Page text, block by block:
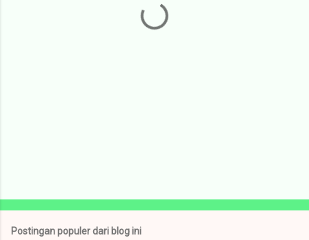
Postingan populer dari blog ini